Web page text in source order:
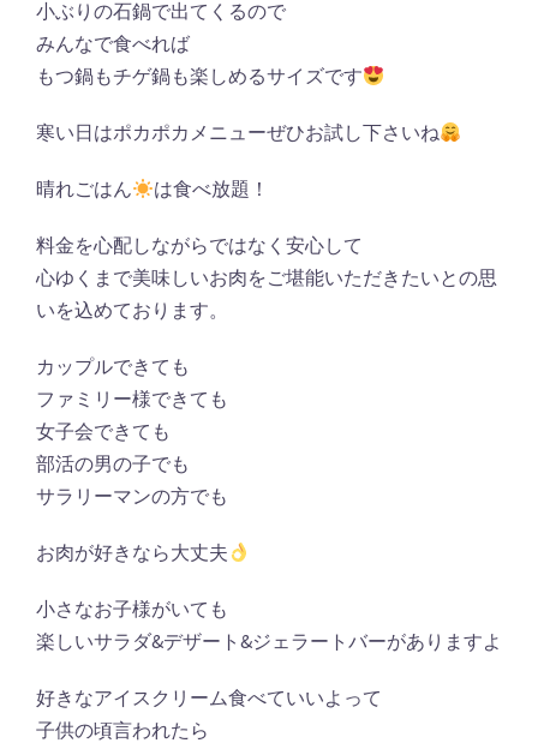
小ぶりの石鍋で出てくるので
みんなで食べれば
もつ鍋もチゲ鍋も楽しめるサイズです
寒い日はポカポカメニューぜひお試し下さいね
晴れごはん は食べ放題！
料金を心配しながらではなく安心して
心ゆくまで美味しいお肉をご堪能いただきたいとの思
いを込めております。
カップルできても
ファミリー様できても
女子会できても
部活の男の子でも
サラリーマンの方でも
お肉が好きなら大丈夫
小さなお子様がいても
楽しいサラダ&デザート&ジェラートバーがありますよ
好きなアイスクリーム食べていいよって
子供の頃言われたら